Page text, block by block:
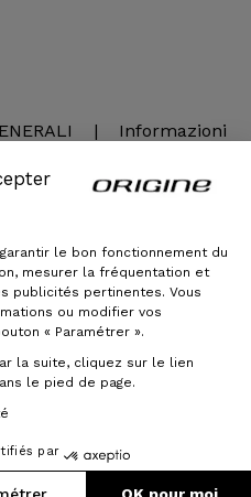
le bon fonctionnement du
mesurer la fréquentation et
publicités pertinentes. Vous
ou modifier vos
« Paramétrer ».
la suite, cliquez sur le lien
le pied de page.
par
|
Informazioni
Cycles